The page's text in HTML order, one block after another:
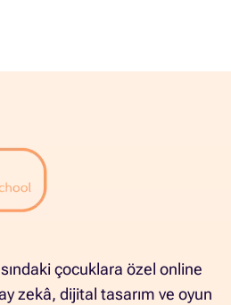
çocuklara özel online
zekâ, dijital tasarım ve oyun